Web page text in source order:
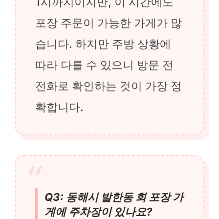
포장 주문이 가능한 가게가 많
습니다. 하지만 주방 상황에
따라 다를 수 있으니 방문 전
전화로 확인하는 것이 가장 정
확합니다.
Q3: 동해시 발한동 회 포장 가
게에 주차장이 있나요?